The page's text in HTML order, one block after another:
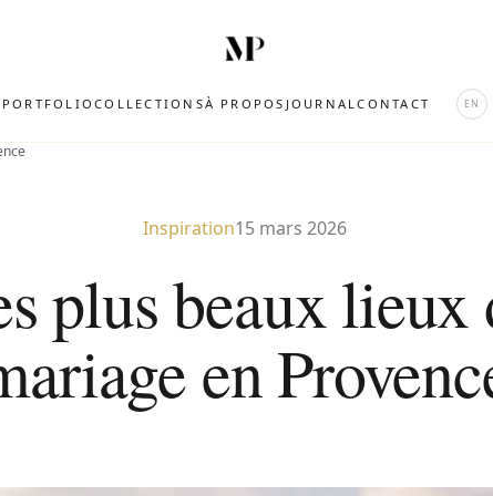
PORTFOLIOCOLLECTIONSÀ PROPOS JOURNALCONTACT
EN
Inspiration15 mars 2026
plus beaux lieux
en